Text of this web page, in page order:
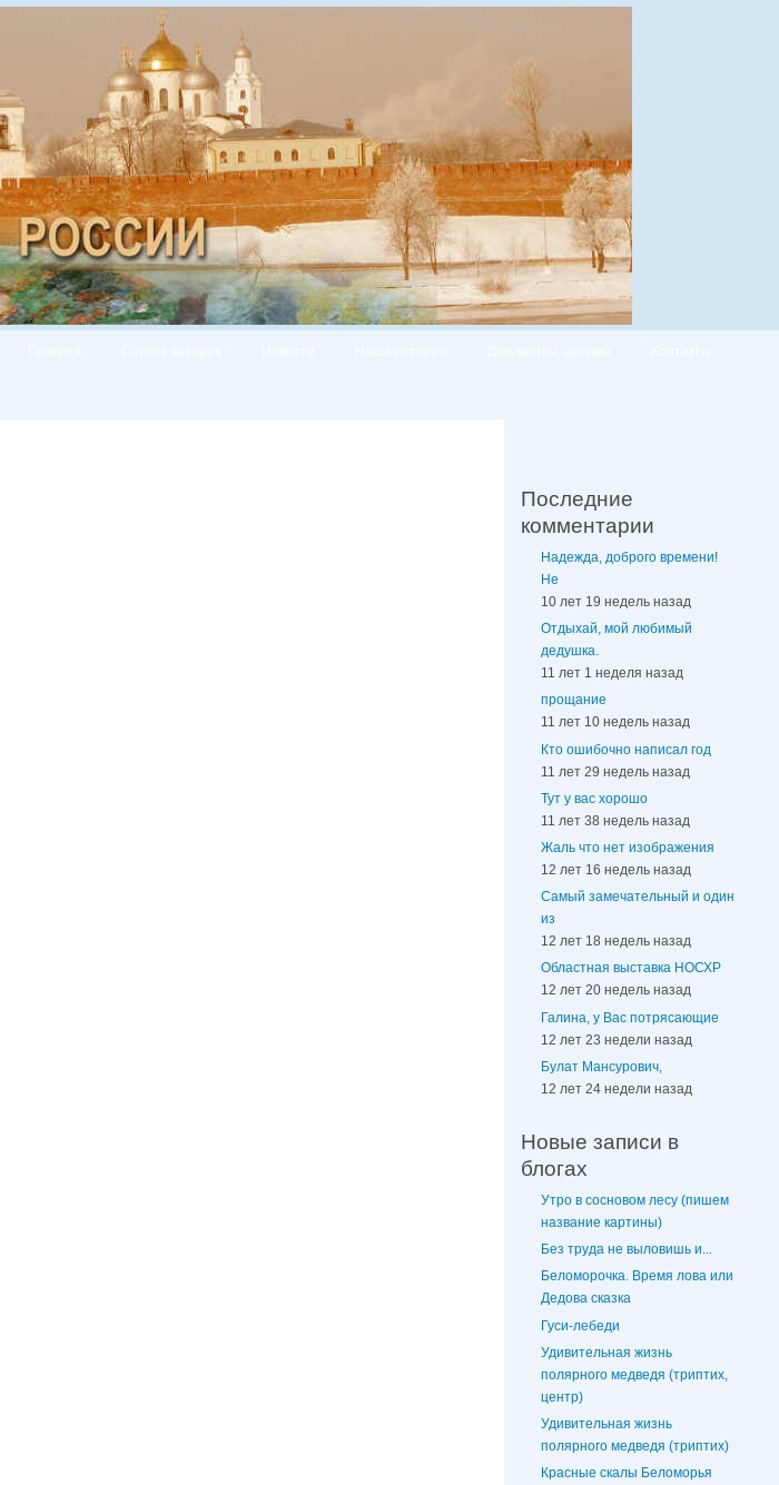
Последние
комментарии
Надежда, доброго времени!
Не
10 лет 19 недель назад
Отдыхай, мой любимый
дедушка.
11 лет 1 неделя назад
прощание
11 лет 10 недель назад
Кто ошибочно написал год
11 лет 29 недель назад
Тут у вас хорошо
11 лет 38 недель назад
Жаль что нет изображения
12 лет 16 недель назад
Самый замечательный и один
из
12 лет 18 недель назад
Областная выставка НОСХР
12 лет 20 недель назад
Галина, у Вас потрясающие
12 лет 23 недели назад
Булат Мансурович,
12 лет 24 недели назад
Новые записи в
блогах
Утро в сосновом лесу (пишем
название картины)
Без труда не выловишь и...
Беломорочка. Время лова или
Дедова сказка
Гуси-лебеди
Удивительная жизнь
полярного медведя (триптих,
центр)
Удивительная жизнь
полярного медведя (триптих)
Красные скалы Беломорья